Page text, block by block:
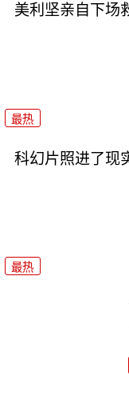
美利坚亲自下场
最热
科幻片照进了现
最热